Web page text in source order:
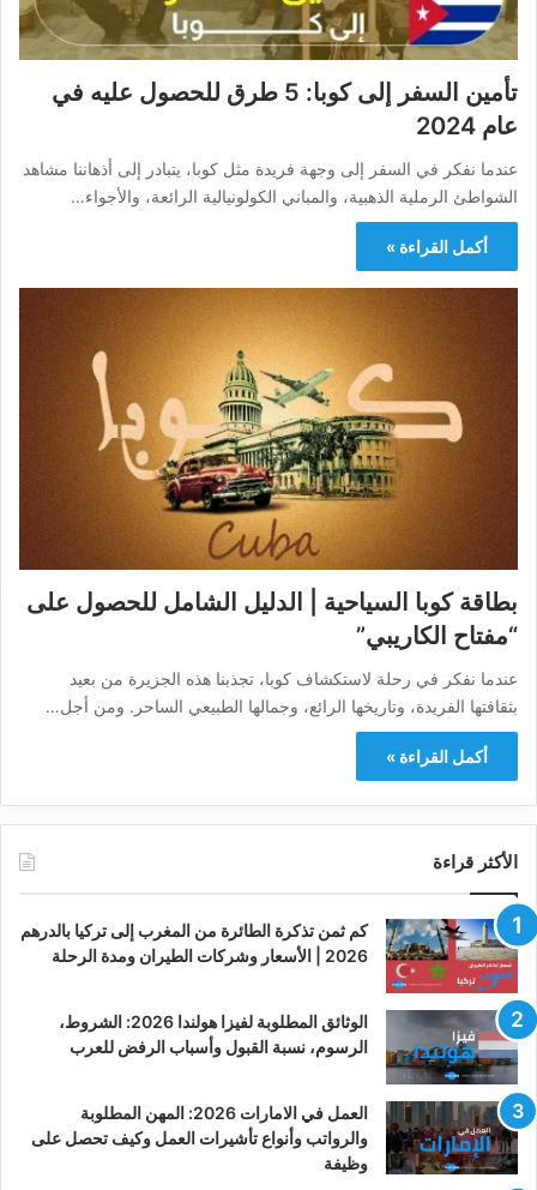
تأمين السفر إلى كوبا: 5 طرق للحصول عليه في
عام 2024
عندما نفكر في السفر إلى وجهة فريدة مثل كوبا، يتبادر إلى أذهاننا مشاهد
الشواطئ الرملية الذهبية، والمباني الكولونيالية الرائعة، والأجواء…
أكمل القراءة »
بطاقة كوبا السياحية | الدليل الشامل للحصول على
“مفتاح الكاريبي”
عندما نفكر في رحلة لاستكشاف كوبا، تجذبنا هذه الجزيرة من بعيد
بثقافتها الفريدة، وتاريخها الرائع، وجمالها الطبيعي الساحر. ومن أجل…
أكمل القراءة »
الأكثر قراءة
كم ثمن تذكرة الطائرة من المغرب إلى تركيا بالدرهم
2026 | الأسعار وشركات الطيران ومدة الرحلة
الوثائق المطلوبة لفيزا هولندا 2026: الشروط،
الرسوم، نسبة القبول وأسباب الرفض للعرب
العمل في الامارات 2026: المهن المطلوبة
والرواتب وأنواع تأشيرات العمل وكيف تحصل على
وظيفة